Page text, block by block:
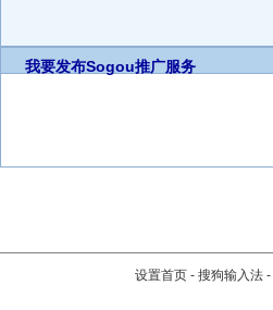
我要发布Sogou推广服务
设置首页 - 搜狗输入法 -